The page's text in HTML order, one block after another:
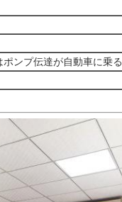
ンプ伝達が自動車に乗る